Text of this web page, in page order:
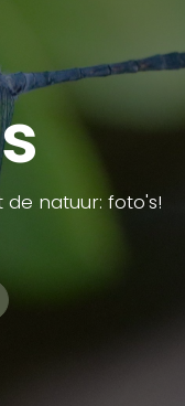
natuur: foto's!